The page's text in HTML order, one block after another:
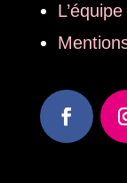
L’équipe